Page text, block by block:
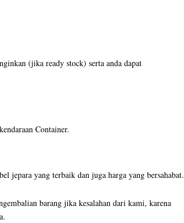
(jika ready stock) serta anda dapat
Container.
jepara yang terbaik dan juga harga yang bersahabat.
barang jika kesalahan dari kami, karena